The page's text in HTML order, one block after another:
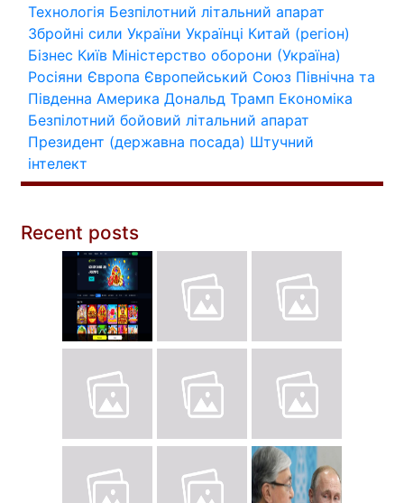
Технологія Безпілотний літальний апарат
Збройні сили України Українці Китай (регіон)
Бізнес Київ Міністерство оборони (Україна)
Росіяни Європа Європейський Союз Північна та
Південна Америка Дональд Трамп Економіка
Безпілотний бойовий літальний апарат
Президент (державна посада) Штучний
інтелект
Recent posts